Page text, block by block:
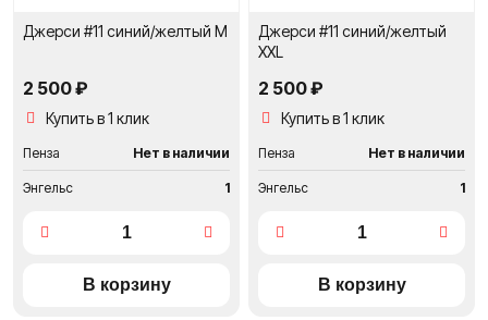
Джерси #11 синий/желтый M
2 500 ₽
Купить в 1 клик
Пенза Нет в наличии
Энгельс 1
Джерси #11 синий/желтый
XXL
2 500 ₽
Купить в 1 клик
Пенза Нет в наличии
Энгельс 1